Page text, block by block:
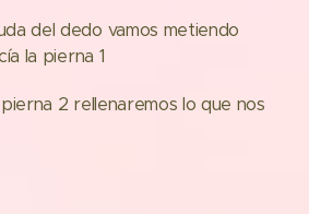
del dedo vamos metiendo
la pierna 1
2 rellenaremos lo que nos